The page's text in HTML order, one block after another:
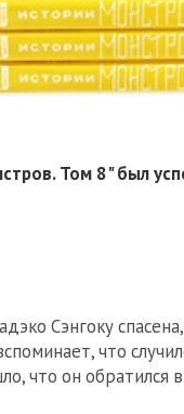
Том 8" был
Сэнгоку
что
что он